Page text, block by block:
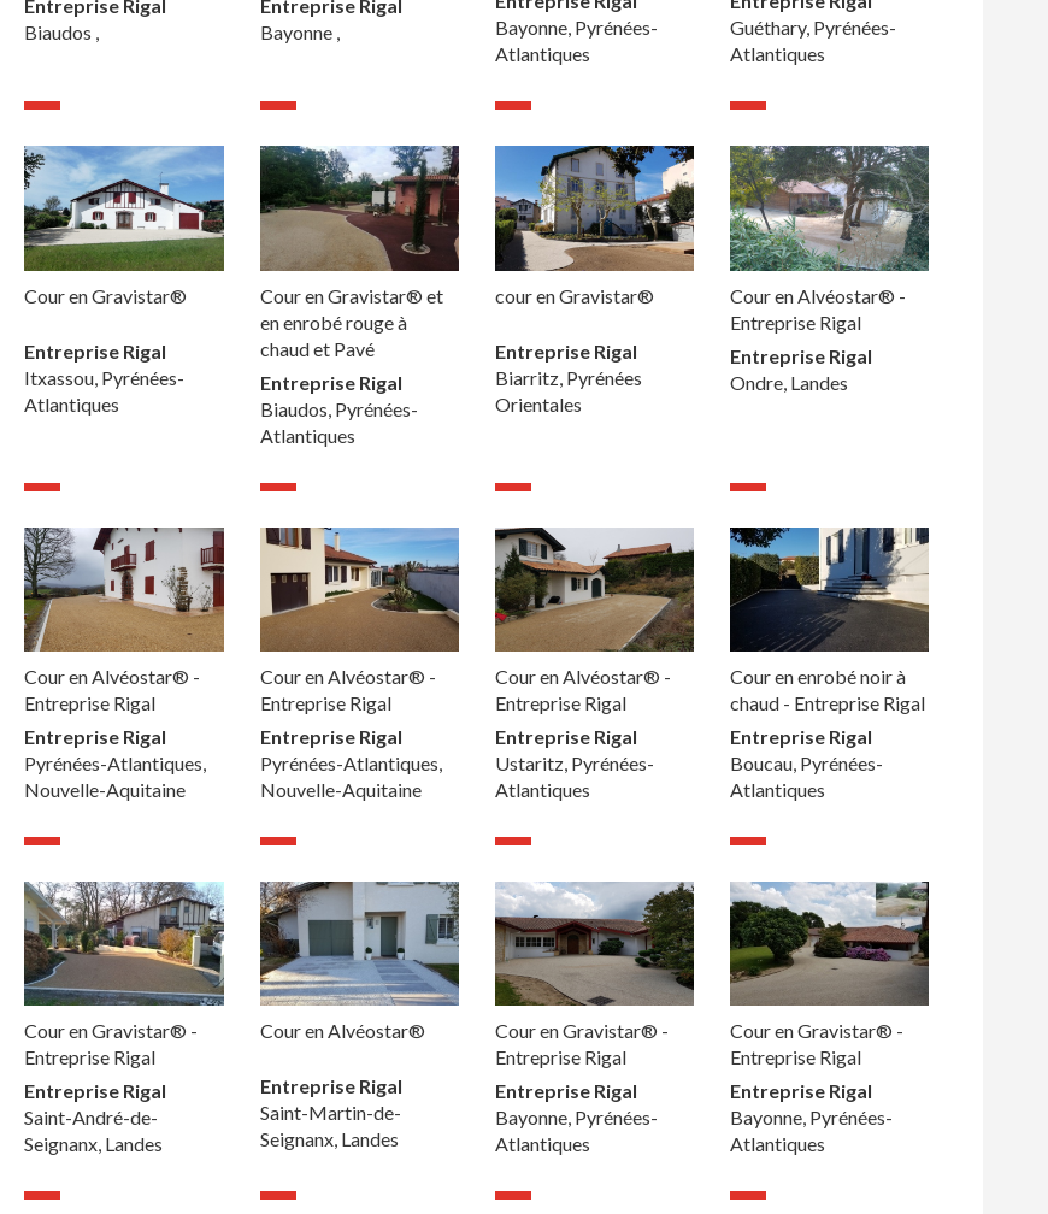
Entreprise Rigal
Biaudos ,
Entreprise Rigal
Bayonne ,
Bayonne, Pyrénées-
Atlantiques
Guéthary, Pyrénées-
Atlantiques
Cour en Gravistar®
Entreprise Rigal
Itxassou, Pyrénées-
Atlantiques
Cour en Gravistar® et
en enrobé rouge à
chaud et Pavé
Entreprise Rigal
Biaudos, Pyrénées-
Atlantiques
cour en Gravistar®
Entreprise Rigal
Biarritz, Pyrénées
Orientales
Cour en Alvéostar® -
Entreprise Rigal
Entreprise Rigal
Ondre, Landes
Cour en Alvéostar® -
Entreprise Rigal
Entreprise Rigal
Pyrénées-Atlantiques,
Nouvelle-Aquitaine
Cour en Alvéostar® -
Entreprise Rigal
Entreprise Rigal
Pyrénées-Atlantiques,
Nouvelle-Aquitaine
Cour en Alvéostar® -
Entreprise Rigal
Entreprise Rigal
Ustaritz, Pyrénées-
Atlantiques
Cour en enrobé noir à
chaud - Entreprise Rigal
Entreprise Rigal
Boucau, Pyrénées-
Atlantiques
Cour en Gravistar® -
Entreprise Rigal
Entreprise Rigal
Saint-André-de-
Seignanx, Landes
Cour en Alvéostar®
Entreprise Rigal
Saint-Martin-de-
Seignanx, Landes
Cour en Gravistar® -
Entreprise Rigal
Entreprise Rigal
Bayonne, Pyrénées-
Atlantiques
Cour en Gravistar® -
Entreprise Rigal
Entreprise Rigal
Bayonne, Pyrénées-
Atlantiques